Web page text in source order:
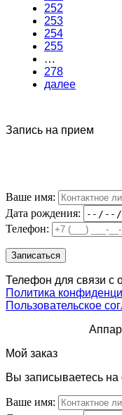
252
253
254
255
…
278
далее
Запись на прием
Ваше имя:
Дата рождения:
Телефон:
Телефон для связи с
Политика
Пользовательское
Мой заказ
Вы записываетесь
Ваше имя: